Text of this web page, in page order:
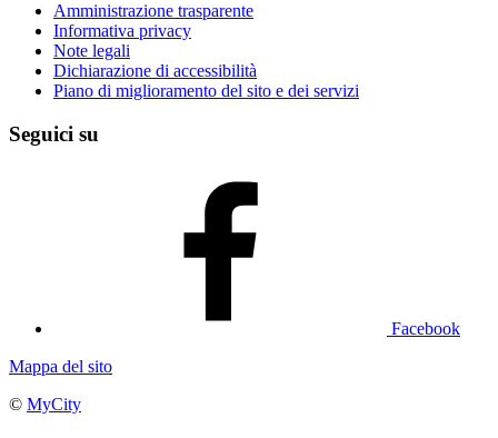
Amministrazione trasparente
Informativa privacy
Note legali
Dichiarazione di accessibilità
Piano di miglioramento del sito e dei servizi
Seguici su
Facebook
Mappa del sito
© MyCity